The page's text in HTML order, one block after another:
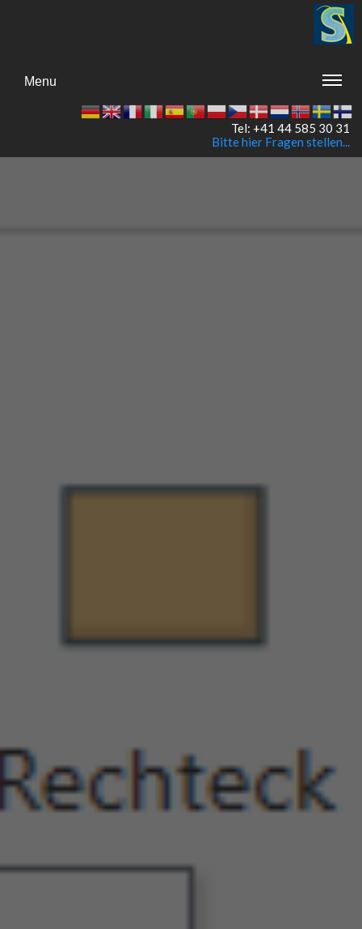
Menu
Tel: +41 44 585 30 31
Bitte hier Fragen stellen...